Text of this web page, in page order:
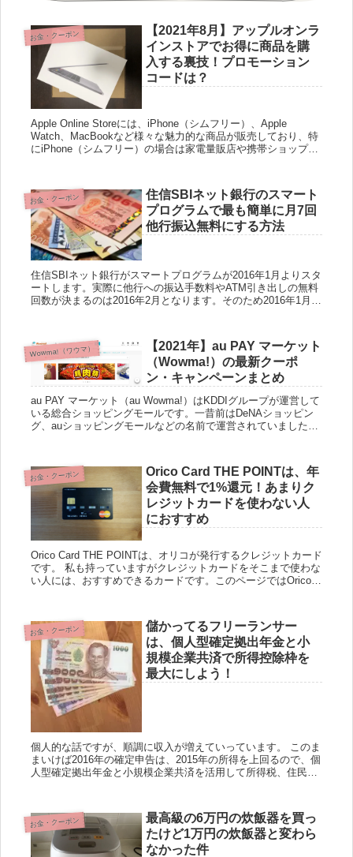
お金・クーポン
【2021年8月】アップルオンラ
インストアでお得に商品を購
入する裏技！プロモーション
コードは？
Apple Online Storeには、iPhone（シムフリー）、Apple
Watch、MacBookなど様々な魅力的な商品が販売しており、特
にiPhone（シムフリー）の場合は家電量販店や携帯ショップで
お金・クーポン
住信SBIネット銀行のスマート
プログラムで最も簡単に月7回
他行振込無料にする方法
住信SBIネット銀行がスマートプログラムが2016年1月よりスタ
ートします。実際に他行への振込手数料やATM引き出しの無料
回数が決まるのは2016年2月となります。そのため2016年1月は
Wowma!（ワウマ）
【2021年】au PAY マーケット
（Wowma!）の最新クーポ
ン・キャンペーンまとめ
au PAY マーケット（au Wowma!）はKDDIグループが運営して
いる総合ショッピングモールです。一昔前はDeNAショッピン
グ、auショッピングモールなどの名前で運営されていましたが
お金・クーポン
Orico Card THE POINTは、年
会費無料で1%還元！あまりク
レジットカードを使わない人
におすすめ
Orico Card THE POINTは、オリコが発行するクレジットカード
です。 私も持っていますがクレジットカードをそこまで使わな
い人には、おすすめできるカードです。このページではOrico
お金・クーポン
儲かってるフリーランサー
は、個人型確定拠出年金と小
規模企業共済で所得控除枠を
最大にしよう！
個人的な話ですが、順調に収入が増えていっています。 このま
まいけば2016年の確定申告は、2015年の所得を上回るので、個
人型確定拠出年金と小規模企業共済を活用して所得税、住民
お金・クーポン
最高級の6万円の炊飯器を買っ
たけど1万円の炊飯器と変わら
なかった件